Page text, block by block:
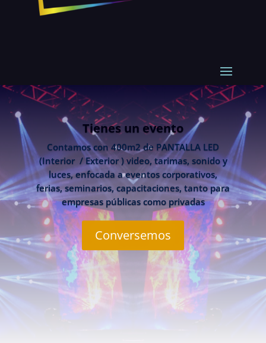
Tienes un evento
Contamos con 400m2 de PANTALLA LED
(Interior / Exterior ) video, tarimas, sonido y
luces, enfocada a eventos corporativos,
ferias, seminarios, capacitaciones, tanto para
empresas públicas como privadas
Conversemos